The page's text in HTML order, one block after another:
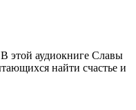
этой аудиокниге Славы
найти счастье и